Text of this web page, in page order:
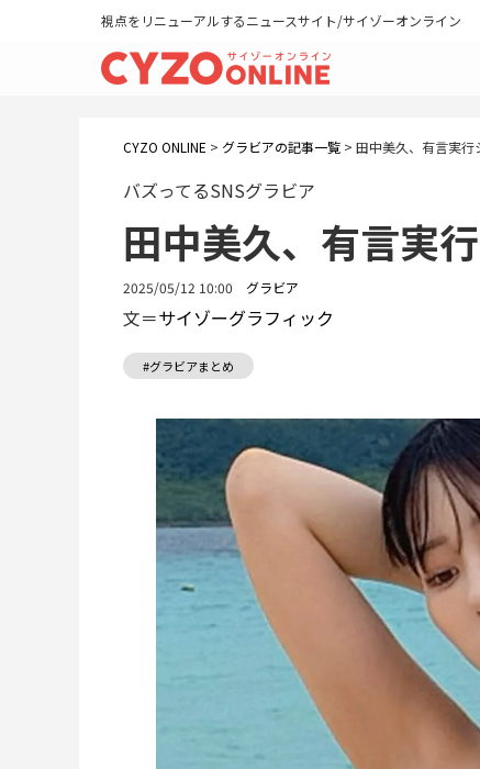
視点をリニューアルするニュースサイト/サイゾーオンライン
CYZO ONLINE > グラビアの記事一覧 > 田中美久、有言実行
バズってるSNSグラビア
田中美久、有言実
2025/05/12 10:00 グラビア
文＝サイゾーグラフィック
#グラビアまとめ